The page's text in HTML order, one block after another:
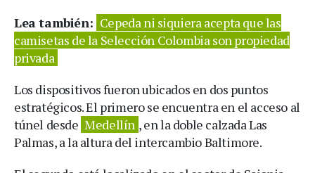
Lea también: Cepeda ni siquiera acepta que las
camisetas de la Selección Colombia son propiedad
privada
Los dispositivos fueron ubicados en dos puntos
estratégicos. El primero se encuentra en el acceso al
túnel desde Medellín , en la doble calzada Las
Palmas, a la altura del intercambio Baltimore.